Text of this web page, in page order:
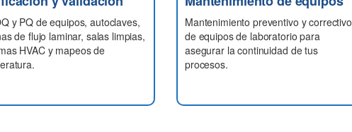
y PQ de equipos, autoclaves,
de flujo laminar, salas limpias,
HVAC y mapeos de
Mantenimiento preventivo y correctivo
de equipos de laboratorio para
asegurar la continuidad de tus
procesos.